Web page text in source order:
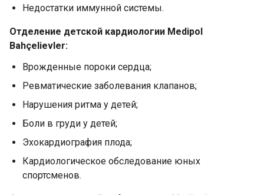
Недостатки иммунной системы.
Отделение детской кардиологии Medipol
Bahçelievler:
Врожденные пороки сердца;
Ревматические заболевания клапанов;
Нарушения ритма у детей;
Боли в груди у детей;
Эхокардиография плода;
Кардиологическое обследование юных
спортсменов.